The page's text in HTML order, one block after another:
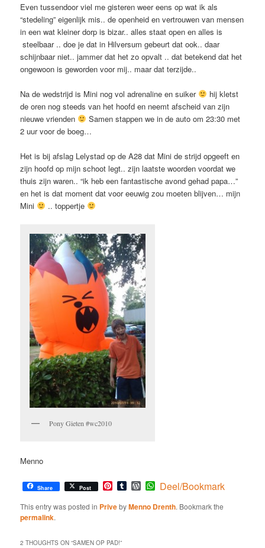
Even tussendoor viel me gisteren weer eens op wat ik als
“stedeling” eigenlijk mis.. de openheid en vertrouwen van mensen
in een wat kleiner dorp is bizar.. alles staat open en alles is
steelbaar .. doe je dat in Hilversum gebeurt dat ook.. daar
schijnbaar niet.. jammer dat het zo opvalt .. dat betekend dat het
ongewoon is geworden voor mij.. maar dat terzijde..
Na de wedstrijd is Mini nog vol adrenaline en suiker
hij kletst
de oren nog steeds van het hoofd en neemt afscheid van zijn
nieuwe vrienden
Samen stappen we in de auto om 23:30 met
2 uur voor de boeg…
Het is bij afslag Lelystad op de A28 dat Mini de strijd opgeeft en
zijn hoofd op mijn schoot legt.. zijn laatste woorden voordat we
thuis zijn waren.. “ik heb een fantastische avond gehad papa…”
en het is dat moment dat voor eeuwig zou moeten blijven… mijn
Mini
.. toppertje
Pony Gieten #wc2010
Menno
Share Post Pinterest
TumblrWordPress
WhatsApp
Deel/Bookmark
This entry was posted in PrivebyMenno Drenth. Bookmark the
permalink.
2 THOUGHTS ON “SAMEN OP PAD!”